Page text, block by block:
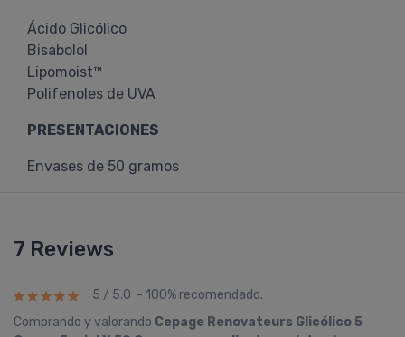
Ácido Glicólico
Bisabolol
Lipomoist™
Polifenoles de UVA
PRESENTACIONES
Envases de 50 gramos
7 Reviews
5 / 5.0 - 100% recomendado.
Comprando y valorando Cepage Renovateurs Glicólico 5